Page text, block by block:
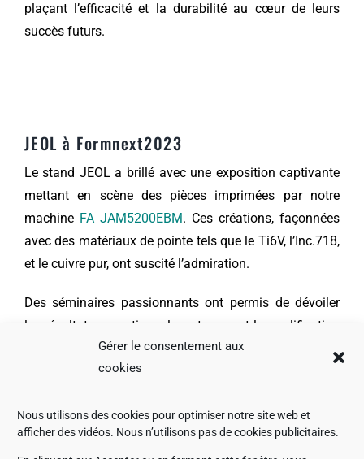
Gérer le consentement aux
cookies
Nous utilisons des cookies pour optimiser notre site web et
afficher des vidéos. Nous n’utilisons pas de cookies publicitaires.
plaçant l’efficacité et la durabilité au cœur de leurs
succès futurs.
JEOL à Formnext2023
Le stand JEOL a brillé avec une exposition captivante
mettant en scène des pièces imprimées par notre
machine FA JAM5200EBM. Ces créations, façonnées
avec des matériaux de pointe tels que le Ti6V, l’Inc.718,
et le cuivre pur, ont suscité l’admiration.
Des séminaires passionnants ont permis de dévoiler
les résultats exceptionnels, notamment la qualification
AMS7032 pour l’industrie aérospatiale, et l’anticipation
enthousiasmante de la future imagerie en électrons
Nous sommes également ravis d’annoncer l’arrivée
imminente de notre nouvelle machine en Europe, qui